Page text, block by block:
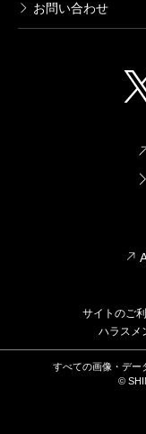
お問い合わせ
サイトのご
ハラスメ
すべての画像・デー
©